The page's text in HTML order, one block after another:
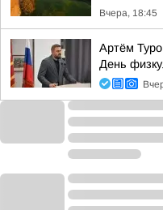
Вчера, 18:45
Артём
День